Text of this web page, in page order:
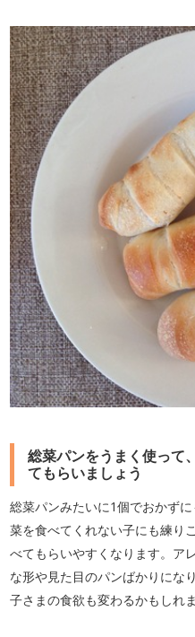
総菜パンをうまく使って
てもらいましょう
総菜パンみたいに1個でおかず
菜を食べてくれない子にも練り
べてもらいやすくなります。ア
な形や見た目のパンばかりにな
子さまの食欲も変わるかもしれま